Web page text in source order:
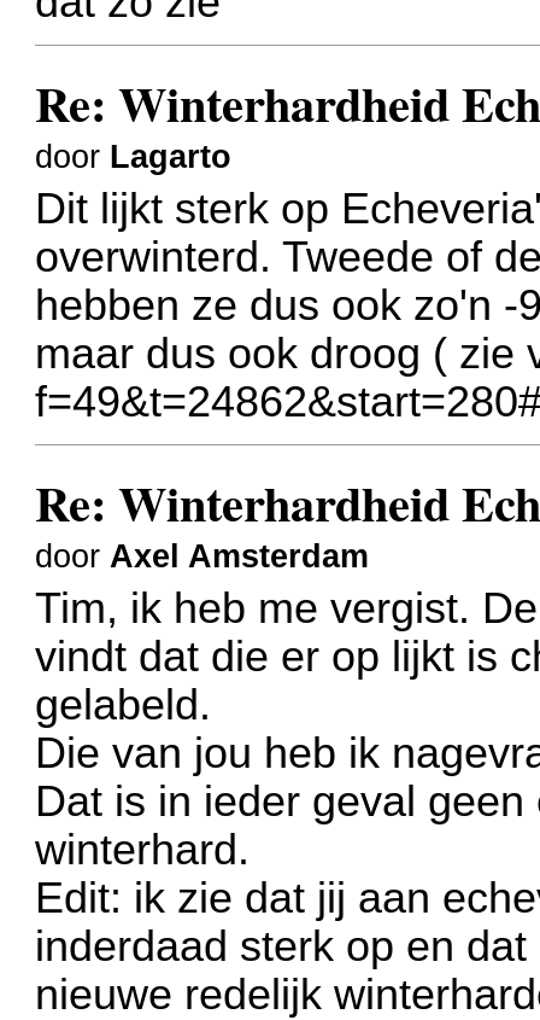
Re: Winterhardheid
door Lagarto
Dit lijkt sterk op
overwinterd. Tweede of
hebben ze dus ook zo'n
maar dus ook droog ( zie
Re: Winterhardheid
doorAxel Amsterdam
Tim, ik heb me vergist.
vindt dat die er op lijkt is
gelabeld.
Die van jou heb ik
Dat is in ieder geval
winterhard.
Edit: ik zie dat jij aan
inderdaad sterk op en
nieuwe redelijk